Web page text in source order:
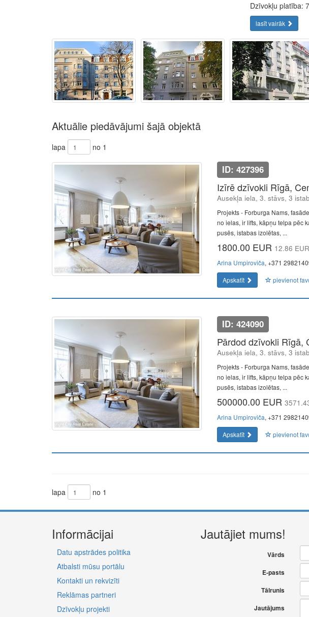
Dzīvokļu platība:
lasīt vairāk
Aktuālie piedāvājumi šajā objektā
lapa no 1
ID: 427396
Izīrē dzīvokli Rīgā,
Ausekļa iela, 3. stāvs, 3
Projekts - Forburga Nams,
no ielas, ir lifts, kāpņu telpa pēc
pusēs, istabas izolētas, ...
1800.00 EUR 12.86
Arina Umpiroviča, +371
Apskatīt
pievienot
ID: 424090
Pārdod dzīvokli Rīgā,
Ausekļa iela, 3. stāvs, 3
Projekts - Forburga Nams,
no ielas, ir lifts, kāpņu telpa pēc
pusēs, istabas izolētas, ...
500000.00 EUR
Arina Umpiroviča, +371
Apskatīt
pievienot
lapa no 1
Informācijai
Datu apstrādes politika
Atbalsti mūsu portālu
Kontakti un rekvizīti
Reklāmas partneri
Dzīvokļu projekti
Jautājiet mums!
Vārds
E-pasts
Tālrunis
Jautājums